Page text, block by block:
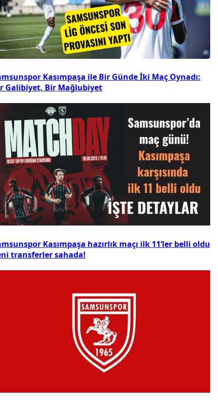
Kasımpaşa ile Bir Günde İki Maç Oynadı:
Galibiyet, Bir Mağlubiyet
Kasımpaşa hazırlık maçı ilk 11’ler belli oldu
transferler sahada!